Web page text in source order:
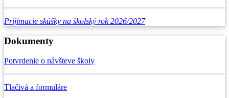
Prijímacie skúšky na školský rok 2026/2027
Dokumenty
Potvrdenie o návšteve školy
Tlačivá a formuláre